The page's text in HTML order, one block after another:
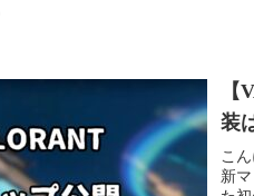
装
こ
新